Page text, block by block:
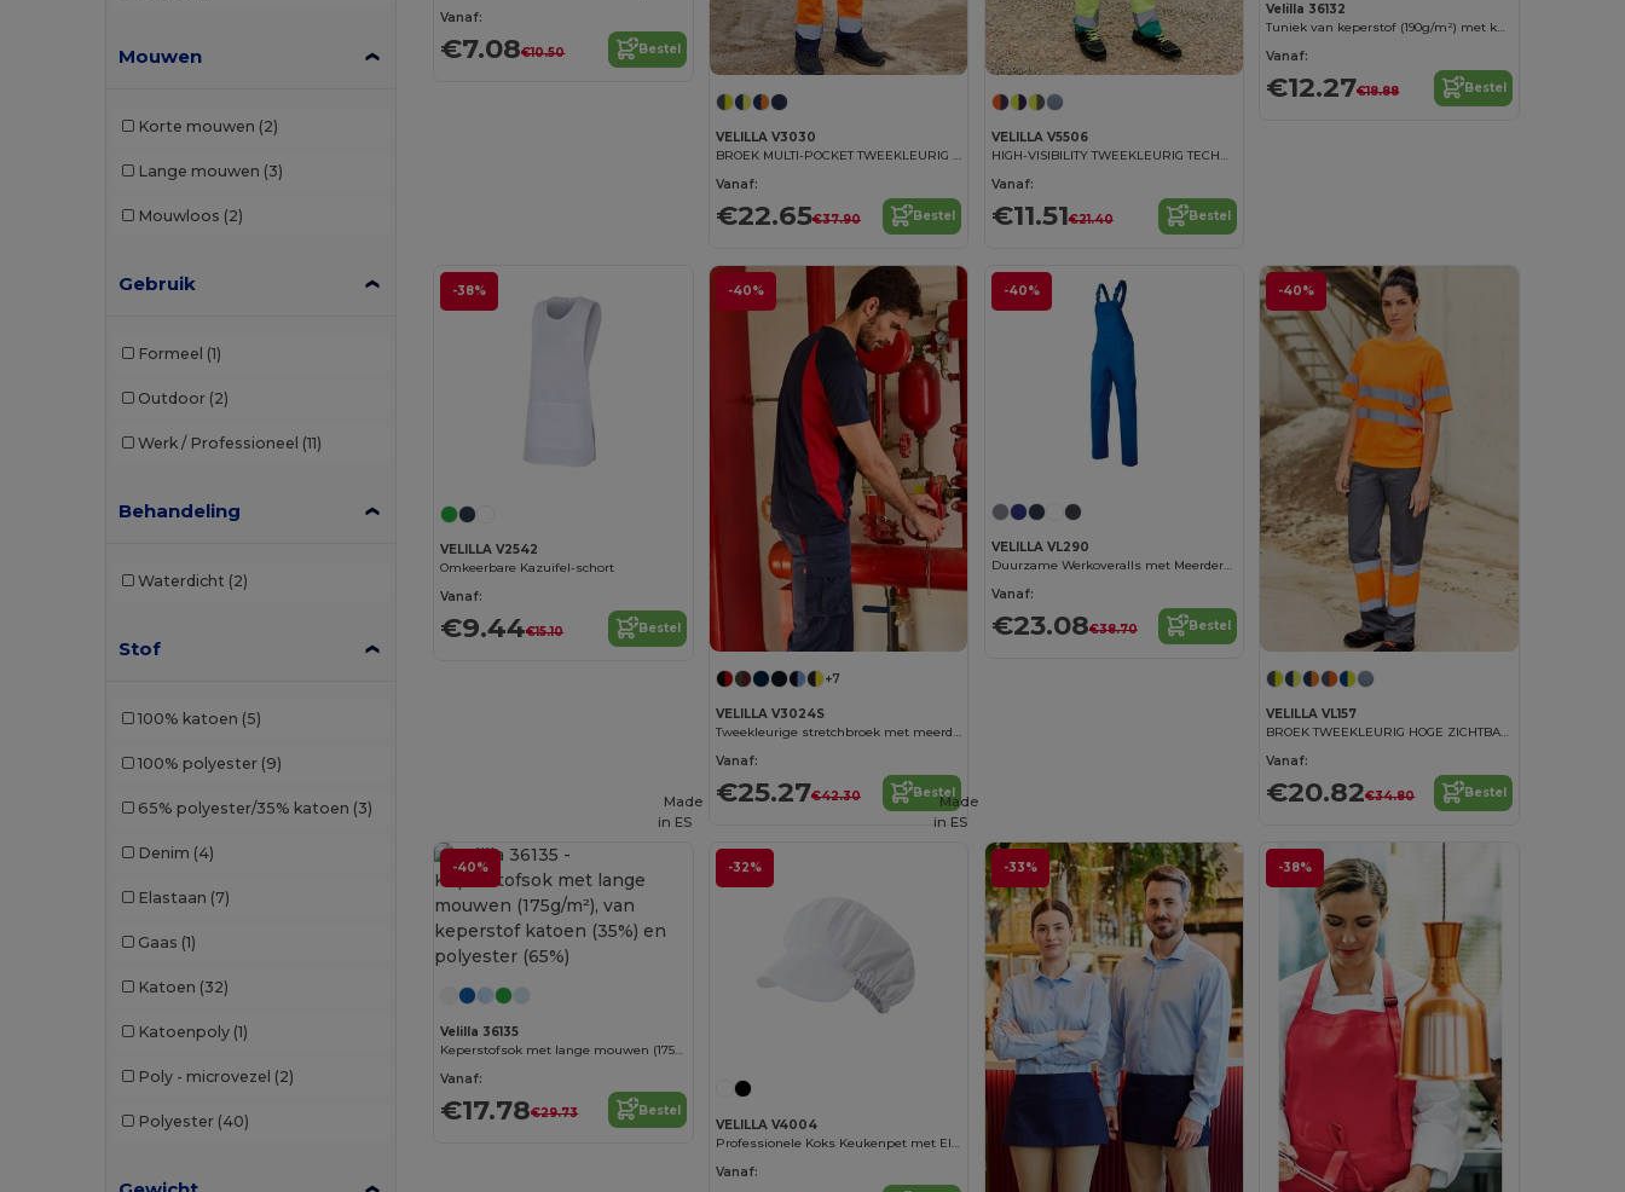
EgotierPro
Herock
Kariban
Karlowsky
Korntex (36)
Label Serie (1)
Paredes (17)
PUMA (11)
Radsow by Uneek (13)
Regatta (13)
Result (81)
Result Safe-Guard
Result Work-Guard
RFX™ (8)
Rimeck (29)
Roly (44)
Roly WRK (10)
Mouwen
Korte mouwen (2)
Lange mouwen (3)
Mouwloos (2)
Gebruik
Formeel (1)
Outdoor (2)
Werk / Professioneel (11)
Behandeling
Waterdicht (2)
Stof
100% katoen (5)
100% polyester (9)
65% polyester/35% katoen (3)
Denim (4)
Elastaan (7)
Gaas (1)
Katoen (32)
Katoenpoly (1)
Poly - microvezel (2)
Polyester (40)
Vanaf:
€7.08€10.50 Bestel
VELILLA V3030
BROEK MULTI-POCKET TWEEKLEURIG HOGE ZICHTBAARHEID
Vanaf:
€22.65€37.90 Bestel
VELILLA V5506
HIGH-VISIBILITY TWEEKLEURIG TECHNISCH T-SHIRT
Vanaf:
€11.51€21.40 Bestel
Velilla 36132
Tuniek van keperstof (190g/m²) met korte mouwen, van polyester (65%) en katoen (35%)
Vanaf:
€12.27€18.88 Bestel
-38%
VELILLA V2542
Omkeerbare Kazuifel-schort
Vanaf:
€9.44€15.10 Bestel
-40%
+7
VELILLA V3024S
Tweekleurige stretchbroek met meerdere zakken
Vanaf:
€25.27€42.30 Bestel
-40%
VELILLA VL290
Duurzame Werkoveralls met Meerdere Opbergvakken
Vanaf:
€23.08€38.70 Bestel
-40%
VELILLA VL157
BROEK TWEEKLEURIG HOGE ZICHTBAARHEID
Vanaf:
€20.82€34.80 Bestel
-40%
Velilla 36135
Keperstofsok met lange mouwen (175g/m²), van keperstof katoen (35%) en polyester (65%)
Vanaf:
€17.78€29.73 Bestel
-32%
Made
in ES
VELILLA V4004
Professionele Koks Keukenpet met Elastische Band
Vanaf:
-33%
Made
in ES
-38%